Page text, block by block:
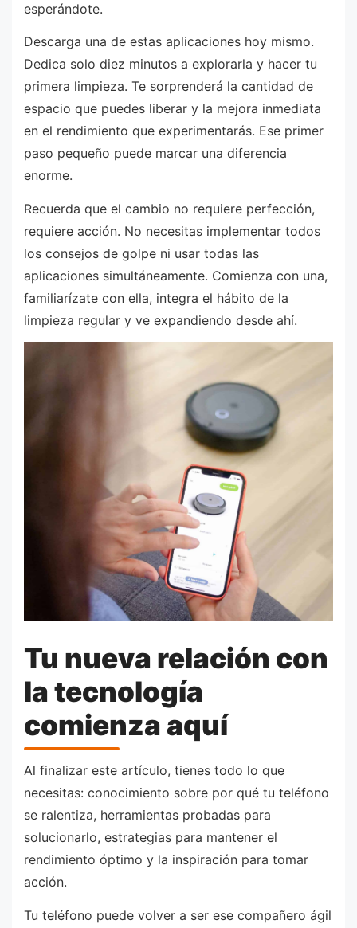
esperándote.
Descarga una de estas aplicaciones hoy mismo.
Dedica solo diez minutos a explorarla y hacer tu
primera limpieza. Te sorprenderá la cantidad de
espacio que puedes liberar y la mejora inmediata
en el rendimiento que experimentarás. Ese primer
paso pequeño puede marcar una diferencia
enorme.
Recuerda que el cambio no requiere perfección,
requiere acción. No necesitas implementar todos
los consejos de golpe ni usar todas las
aplicaciones simultáneamente. Comienza con una,
familiarízate con ella, integra el hábito de la
limpieza regular y ve expandiendo desde ahí.
Tu nueva relación con
la tecnología
comienza aquí
Al finalizar este artículo, tienes todo lo que
necesitas: conocimiento sobre por qué tu teléfono
se ralentiza, herramientas probadas para
solucionarlo, estrategias para mantener el
rendimiento óptimo y la inspiración para tomar
acción.
Tu teléfono puede volver a ser ese compañero ágil